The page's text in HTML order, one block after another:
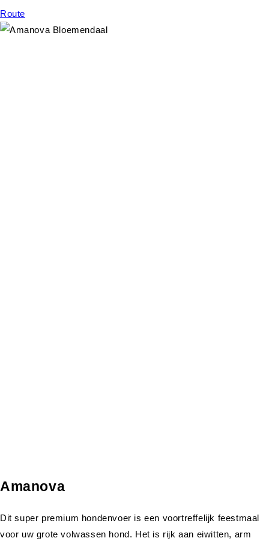
Route
Amanova
Dit super premium hondenvoer is een voortreffelijk feestmaal
voor uw grote volwassen hond. Het is rijk aan eiwitten, arm